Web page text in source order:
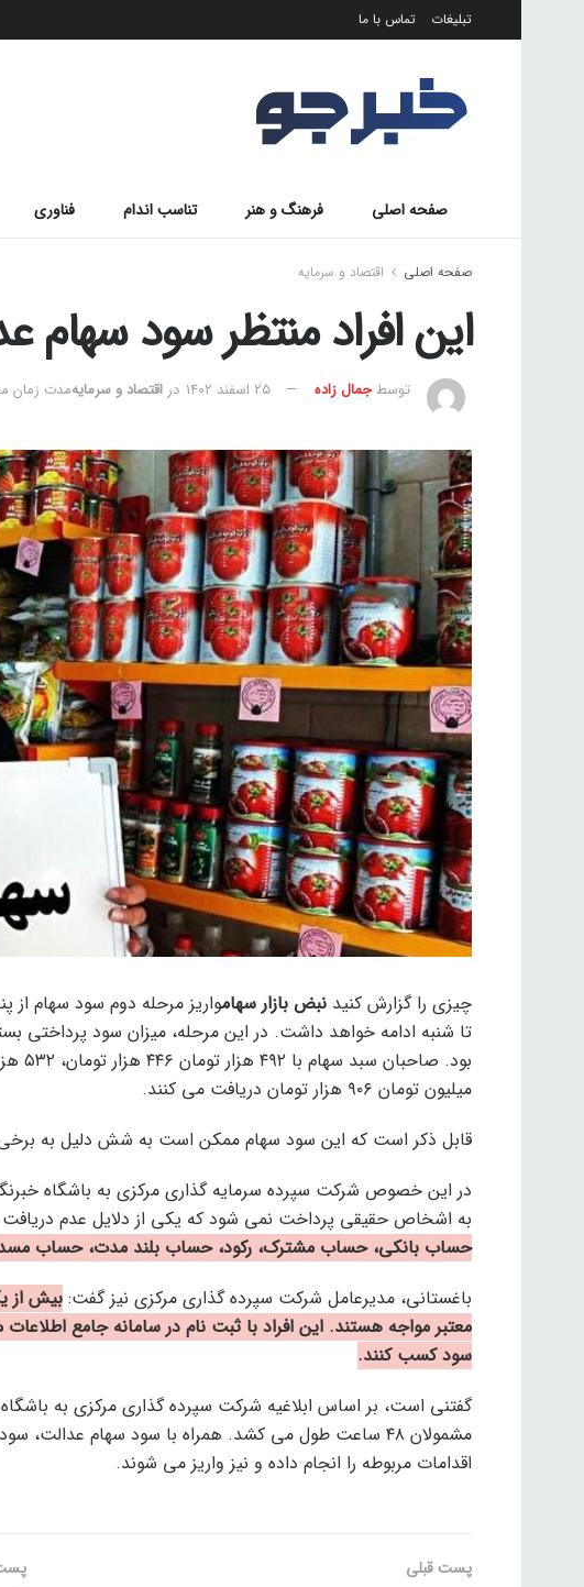
تبلیغات تماس با ما
صفحه اصلی فرهنگ و هنر تناسب اندام فناوری
صفحه اصلی اقتصاد و سرمایه
این افراد منتظر سود سهام
توسطجمال زاده ۲۵ اسفند ۱۴۰۲ در اقتصاد و سرمایهمدت زمان
چیزی را گزارش کنید نبض بازار سهام
تا شنبه ادامه خواهد داشت. در این مرحله، میزان سود پرداختی
میلیون تومان ۹۰۶ هزار تومان دریافت می کنند.
قابل ذکر است که این سود سهام ممکن است به شش دلیل به برخی
در این خصوص شرکت سپرده سرمایه گذاری مرکزی به باشگاه
به اشخاص حقیقی پرداخت نمی شود که یکی از دلایل عدم
حساب بانکی، حساب مشترک، رکود، حساب بلند مدت، حساب
باغستانی، مدیرعامل شرکت سپرده گذاری مرکزی نیز گفت:بیش از
سود کسب کنند.
گفتنی است، بر اساس ابلاغیه شرکت سپرده گذاری مرکزی به
مشمولان ۴۸ ساعت طول می کشد. همراه با سود سهام
اقدامات مربوطه را انجام داده و نیز واریز می شوند.
پست قبلی